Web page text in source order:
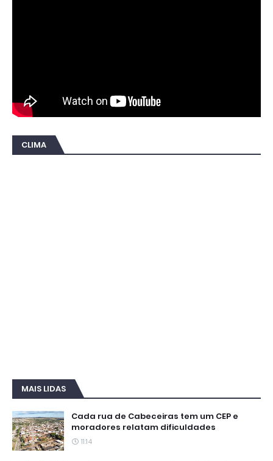
CLIMA
MAIS LIDAS
Cada rua de Cabeceiras tem um CEP e
moradores relatam dificuldades
11:14